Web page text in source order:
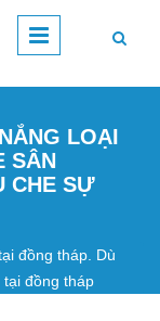
LOẠI
SÂN
CHE SỰ
đồng tháp. Dù
đồng tháp